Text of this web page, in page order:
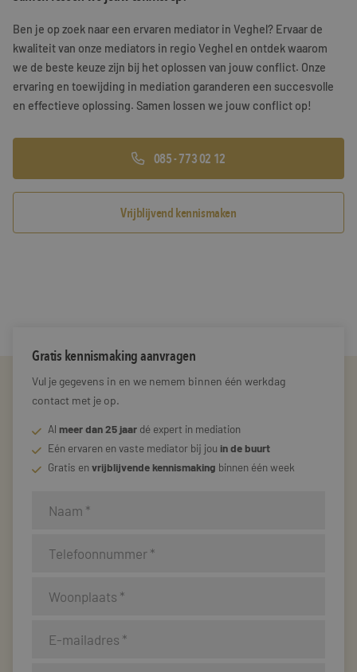
Training & Leiderschap
Referenties
Blogs
Documenten
Ben je op zoek naar een ervaren mediator in Veghel? Ervaar de
kwaliteit van onze mediators in regio Veghel en ontdek waarom
we de beste keuze zijn bij het oplossen van jouw conflict. Onze
ervaring en toewijding in mediation garanderen een succesvolle
en effectieve oplossing. Samen lossen we jouw conflict op!
085 - 773 02 12
Vrijblijvend kennismaken
Gratis kennismaking aanvragen
Vul je gegevens in en we nemem binnen één werkdag
contact met je op.
Al meer dan 25 jaar dé expert in mediation
Eén ervaren en vaste mediator bij jou in de buurt
Gratis envrijblijvende kennismaking binnen één week